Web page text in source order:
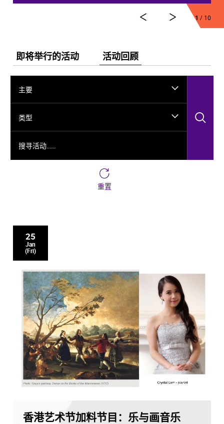
艺术的交融流变搬上舞台。
运，服装设计阳东霖，视觉总监王涵，编导李宏钧、魏
威、古力加娜提·沙塔尔、付阳雪，多媒体设计胡天骥，
灯光设计刘钊，造型设计徐彬，道具设计雷鹏等诸多国
内艺术家。舞剧以新疆艺术剧院歌舞团和新疆师范大学
的青年舞者为班底，携手国内优秀青年舞蹈艺术家共同
出演。
1 / 10
即将举行的活动 活动回顾
主要
类型
重置
25
Jan
(Fri)
香港艺术节加料节目：乐与画音乐